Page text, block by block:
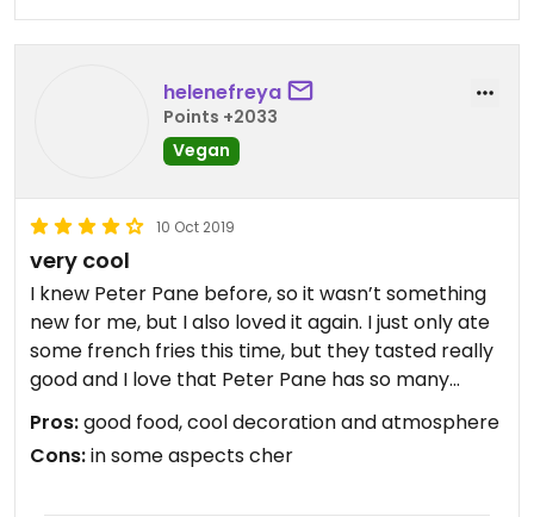
helenefreya
Points +2033
Vegan
10 Oct 2019
very cool
I knew Peter Pane before, so it wasn’t something
new for me, but I also loved it again. I just only ate
some french fries this time, but they tasted really
good and I love that Peter Pane has so many
vegan sauces! It’s a cool decorated restaurant,
the atmosphere was friendly and the ambience
was good. The staff was friendly, too and I’d like to
Pros:good food, cool decoration and atmosphere
Cons:in some aspects cher